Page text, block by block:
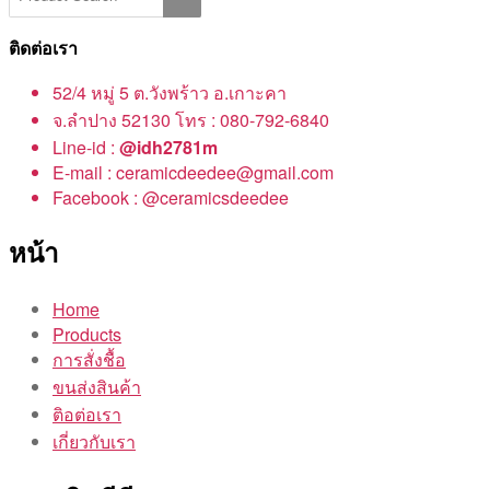
ติดต่อเรา
52/4 หมู่ 5 ต.วังพร้าว อ.เกาะคา
จ.ลำปาง 52130 โทร : 080-792-6840
Line-id : @idh2781m
E-mail : ceramicdeedee@gmail.com
Facebook : @ceramicsdeedee
หน้า
Home
Products
การสั่งชื้อ
ขนส่งสินค้า
ติอต่อเรา
เกี่ยวกับเรา